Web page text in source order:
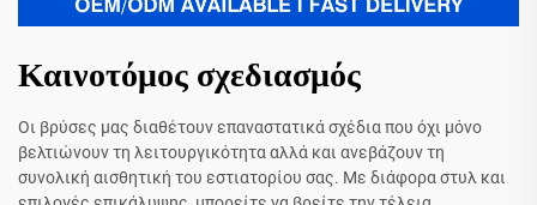
Καινοτόμος σχεδιασμός
Οι βρύσες μας διαθέτουν επαναστατικά σχέδια που όχι μόνο
βελτιώνουν τη λειτουργικότητα αλλά και ανεβάζουν τη
συνολική αισθητική του εστιατορίου σας. Με διάφορα στυλ και